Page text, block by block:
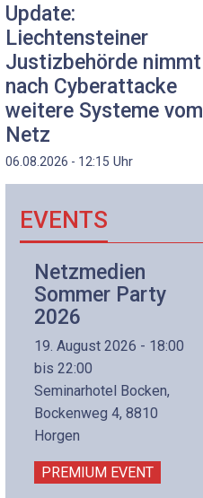
Update:
Liechtensteiner
Justizbehörde nimmt
nach Cyberattacke
weitere Systeme vom
Netz
06.08.2026 - 12:15 Uhr
EVENTS
Netzmedien
Sommer Party
2026
19. August 2026 - 18:00
bis 22:00
Seminarhotel Bocken,
Bockenweg 4, 8810
Horgen
PREMIUM EVENT